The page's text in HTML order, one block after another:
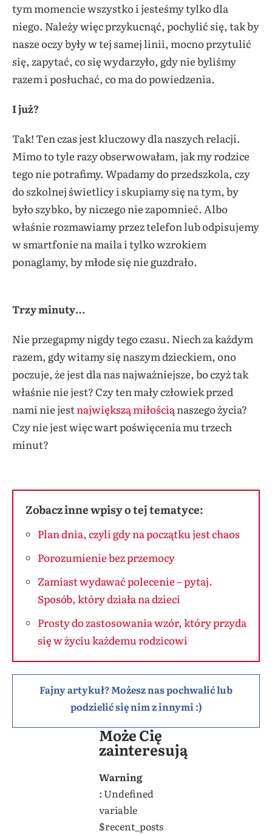
tym momencie wszystko i jesteśmy tylko dla
niego. Należy więc przykucnąć, pochylić się, tak by
nasze oczy były w tej samej linii, mocno przytulić
się, zapytać, co się wydarzyło, gdy nie byliśmy
razem i posłuchać, co ma do powiedzenia.
I już?
Tak! Ten czas jest kluczowy dla naszych relacji.
Mimo to tyle razy obserwowałam, jak my rodzice
tego nie potrafimy. Wpadamy do przedszkola, czy
do szkolnej świetlicy i skupiamy się na tym, by
było szybko, by niczego nie zapomnieć. Albo
właśnie rozmawiamy przez telefon lub odpisujemy
w smartfonie na maila i tylko wzrokiem
ponaglamy, by młode się nie guzdrało.
Trzy minuty…
Nie przegapmy nigdy tego czasu. Niech za każdym
razem, gdy witamy się naszym dzieckiem, ono
poczuje, że jest dla nas najważniejsze, bo czyż tak
właśnie nie jest? Czy ten mały człowiek przed
nami nie jestnajwiększą miłością naszego życia?
Czy nie jest więc wart poświęcenia mu trzech
minut?
Zobacz inne wpisy o tej tematyce:
Plan dnia, czyli gdy na początku jest chaos
Porozumienie bez przemocy
Zamiast wydawać polecenie – pytaj.
Sposób, który działa na dzieci
Prosty do zastosowania wzór, który przyda
się w życiu każdemu rodzicowi
Fajny artykuł? Możesz nas pochwalić lub
podzielić się nim z innymi :)
Może Cię
zainteresują
Warning
: Undefined
variable
$recent_posts